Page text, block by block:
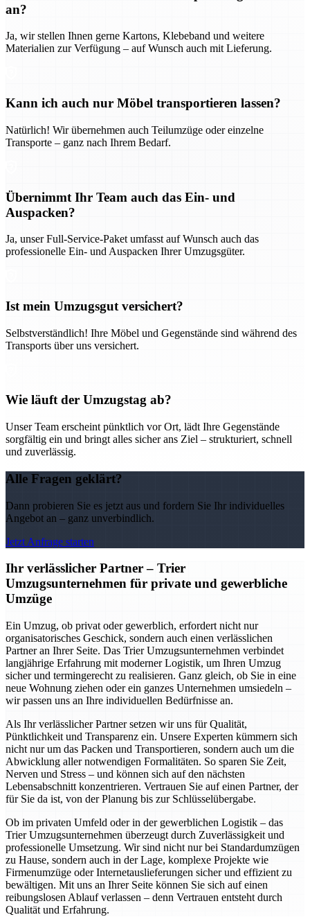
an?
Ja, wir stellen Ihnen gerne Kartons, Klebeband und weitere
Materialien zur Verfügung – auf Wunsch auch mit Lieferung.
Kann ich auch nur Möbel transportieren lassen?
Natürlich! Wir übernehmen auch Teilumzüge oder einzelne
Transporte – ganz nach Ihrem Bedarf.
Übernimmt Ihr Team auch das Ein- und
Auspacken?
Ja, unser Full-Service-Paket umfasst auf Wunsch auch das
professionelle Ein- und Auspacken Ihrer Umzugsgüter.
Ist mein Umzugsgut versichert?
Selbstverständlich! Ihre Möbel und Gegenstände sind während des
Transports über uns versichert.
Wie läuft der Umzugstag ab?
Unser Team erscheint pünktlich vor Ort, lädt Ihre Gegenstände
sorgfältig ein und bringt alles sicher ans Ziel – strukturiert, schnell
und zuverlässig.
Alle Fragen geklärt?
Dann probieren Sie es jetzt aus und fordern Sie Ihr individuelles
Angebot an – ganz unverbindlich.
Jetzt Anfrage starten
Ihr verlässlicher Partner – Trier
Umzugsunternehmen für private und gewerbliche
Umzüge
Ein Umzug, ob privat oder gewerblich, erfordert nicht nur
organisatorisches Geschick, sondern auch einen verlässlichen
Partner an Ihrer Seite. Das Trier Umzugsunternehmen verbindet
langjährige Erfahrung mit moderner Logistik, um Ihren Umzug
sicher und termingerecht zu realisieren. Ganz gleich, ob Sie in eine
neue Wohnung ziehen oder ein ganzes Unternehmen umsiedeln –
wir passen uns an Ihre individuellen Bedürfnisse an.
Als Ihr verlässlicher Partner setzen wir uns für Qualität,
Pünktlichkeit und Transparenz ein. Unsere Experten kümmern sich
nicht nur um das Packen und Transportieren, sondern auch um die
Abwicklung aller notwendigen Formalitäten. So sparen Sie Zeit,
Nerven und Stress – und können sich auf den nächsten
Lebensabschnitt konzentrieren. Vertrauen Sie auf einen Partner, der
für Sie da ist, von der Planung bis zur Schlüsselübergabe.
Ob im privaten Umfeld oder in der gewerblichen Logistik – das
Trier Umzugsunternehmen überzeugt durch Zuverlässigkeit und
professionelle Umsetzung. Wir sind nicht nur bei Standardumzügen
zu Hause, sondern auch in der Lage, komplexe Projekte wie
Firmenumzüge oder Internetauslieferungen sicher und effizient zu
bewältigen. Mit uns an Ihrer Seite können Sie sich auf einen
reibungslosen Ablauf verlassen – denn Vertrauen entsteht durch
Qualität und Erfahrung.